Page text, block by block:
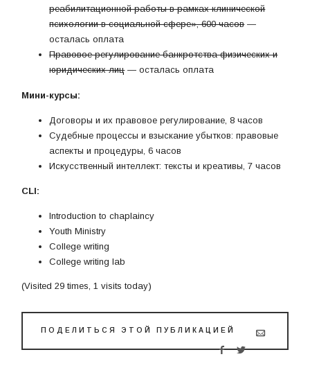
реабилитационной работы в рамках клинической
психологии в социальной сфере», 600 часов—
осталась оплата
Правовое регулирование банкротства физических и
юридических лиц— осталась оплата
Мини-курсы:
Договоры и их правовое регулирование, 8 часов
Судебные процессы и взыскание убытков: правовые
аспекты и процедуры, 6 часов
Искусственный интеллект: тексты и креативы, 7 часов
CLI:
Introduction to chaplaincy
Youth Ministry
College writing
College writing lab
(Visited 29 times, 1 visits today)
ПОДЕЛИТЬСЯ ЭТОЙ ПУБЛИКАЦИЕЙ